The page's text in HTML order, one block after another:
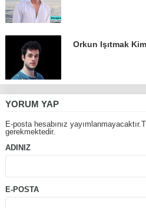
Orkun Işıtmak
YORUM YAP
E-posta hesabınız
gerekmektedir.
ADINIZ
E-POSTA